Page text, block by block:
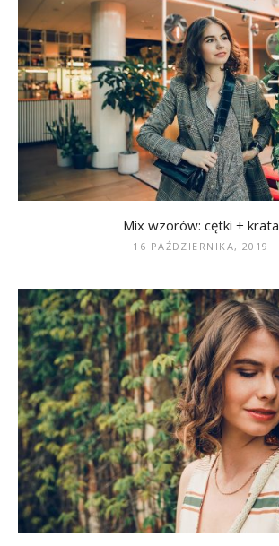
Mix wzorów: cętki + krata
16 PAŹDZIERNIKA, 2019